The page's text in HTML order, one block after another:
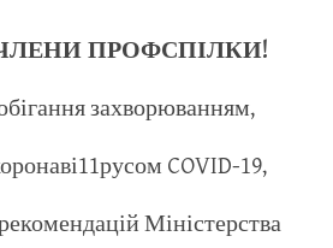
ПРОФСПІЛКИ!
захворюванням,
COVID-19,
Міністерства